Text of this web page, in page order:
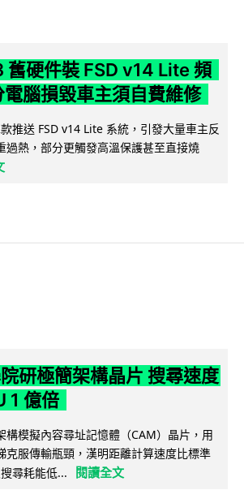
舊硬件裝 FSD v14 Lite 頻
腦損毀車主須自費維修
推送 FSD v14 Lite 系統，引發大量車主反
過熱，部分更觸發高溫保護甚至直接燒
研極簡架構晶片 搜尋速度
1 億倍
構模擬內容尋址記憶體（CAM）晶片，用
克服傳輸瓶頸，漢明距離計算速度比標準
尋耗能低...
閱讀全文